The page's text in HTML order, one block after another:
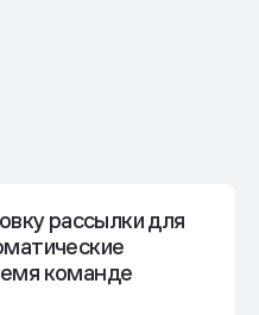
рассылки для
команде